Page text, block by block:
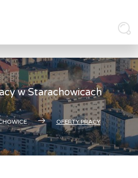
w Starachowicach
OFERTY PRACY